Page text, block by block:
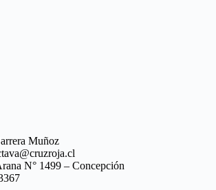
Muñoz
N° 1499 – Concepción